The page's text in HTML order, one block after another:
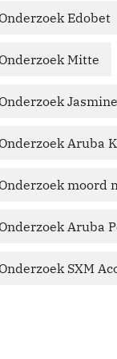
Edobet
Mitte
Jasmine
Aruba
moord
Aruba
SXM